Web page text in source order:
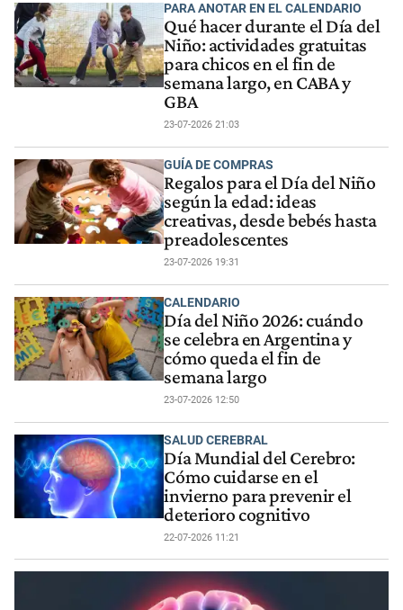
PARA ANOTAR EN EL CALENDARIO
Qué hacer durante el Día del
Niño: actividades gratuitas
para chicos en el fin de
semana largo, en CABA y
GBA
23-07-2026 21:03
GUÍA DE COMPRAS
Regalos para el Día del Niño
según la edad: ideas
creativas, desde bebés hasta
preadolescentes
23-07-2026 19:31
CALENDARIO
Día del Niño 2026: cuándo
se celebra en Argentina y
cómo queda el fin de
semana largo
23-07-2026 12:50
SALUD CEREBRAL
Día Mundial del Cerebro:
Cómo cuidarse en el
invierno para prevenir el
deterioro cognitivo
22-07-2026 11:21